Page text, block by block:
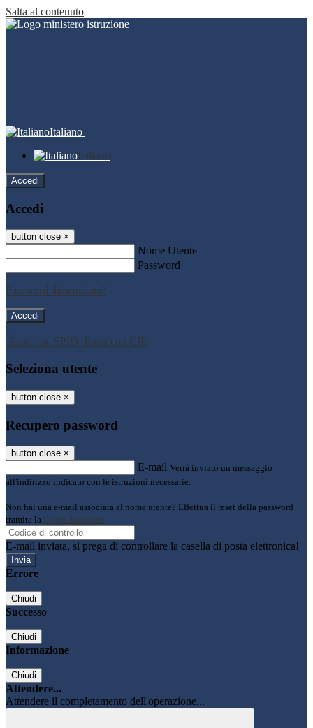
Salta al contenuto
Italiano
Italiano
Accedi
Accedi
button close ×
Nome Utente
Password
Password dimenticata?
-
Entra con SPID Entra con CIE
Seleziona utente
button close ×
Recupero password
button close ×
E-mail Verrà inviato un messaggio
all'indirizzo indicato con le istruzioni necessarie.
Non hai una e-mail associata al nome utente? Effettua il reset della password
tramite la Login Spaggiari
E-mail inviata, si prega di controllare la casella di posta elettronica!
Errore
Chiudi
Successo
Chiudi
Informazione
Chiudi
Attendere...
Attendere il completamento dell'operazione...